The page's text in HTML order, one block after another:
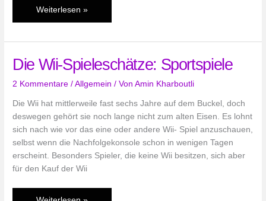
Die
Wii-
Shooter
Weiterlesen »
Die Wii-Spieleschätze: Sportspiele
2 Kommentare /Allgemein / VonAmin Kharboutli
Die Wii hat mittlerweile fast sechs Jahre auf dem Buckel, doch
deswegen gehört sie noch lange nicht zum alten Eisen. Es lohnt
sich nach wie vor das eine oder andere Wii- Spiel anzuschauen,
selbst wenn die Nachfolgekonsole schon in wenigen Tagen
erscheint. Besonders Spieler, die keine Wii besitzen, sich aber
für den Kauf der Wii